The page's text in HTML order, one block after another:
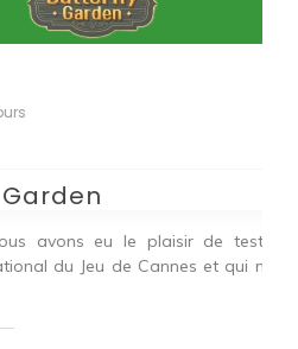
eu le plaisir de tester au
Jeu de Cannes et qui nous a